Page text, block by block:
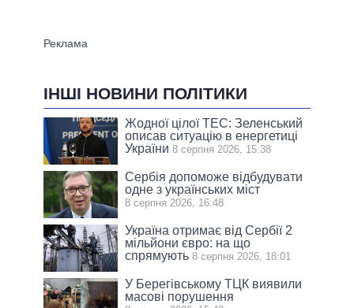
ІНШІ НОВИНИ ПОЛІТИКИ
Жодної цілої ТЕС: Зеленський
описав ситуацію в енергетиці
України 8 серпня 2026, 15:38
Сербія допоможе відбудувати
одне з українських міст
8 серпня 2026, 16:48
Україна отримає від Сербії 2
мільйони євро: на що
спрямують 8 серпня 2026, 18:01
У Берегівському ТЦК виявили
масові порушення